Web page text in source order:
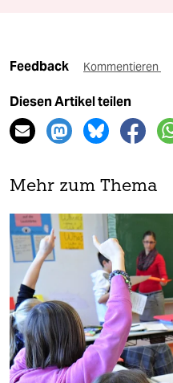
Feedback Kommentieren
Diesen Artikel teilen
Mehr zum Thema